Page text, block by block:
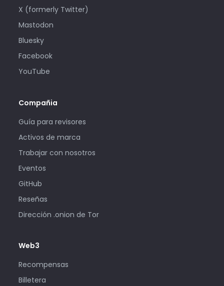
X (formerly Twitter)
Mastodon
Bluesky
Facebook
YouTube
Compañia
Guía para revisores
Activos de marca
Trabajar con nosotros
Eventos
GitHub
Reseñas
Dirección .onion de Tor
Web3
Recompensas
Billetera